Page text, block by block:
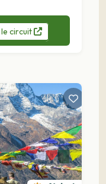
le circuit